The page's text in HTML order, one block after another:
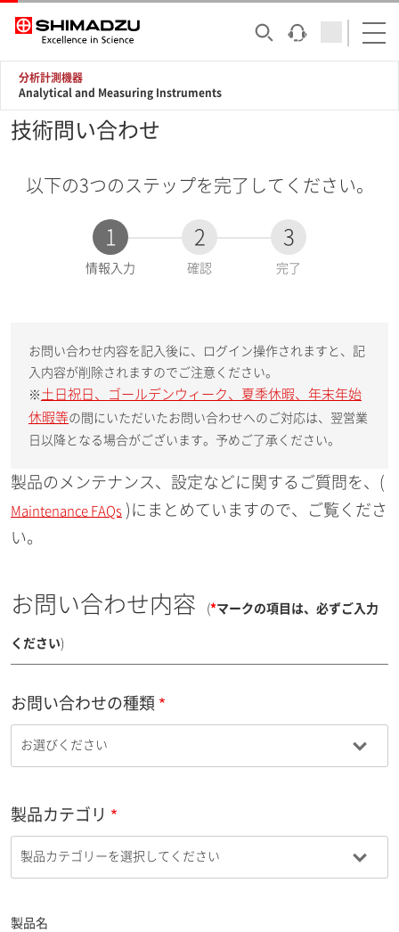
分析計測機器
Analytical and Measuring Instruments
技術問い合わせ
以下の3つのステップを完了してください。
1
現
情報入力
2
確認
3
完了
お問い合わせ内容を記入後に、ログイン操作されますと、記
入内容が削除されますのでご注意ください。
※ 土日祝日、ゴールデンウィーク、夏季休暇、年末年始
休暇等の間にいただいたお問い合わせへのご対応は、翌営業
日以降となる場合がございます。予めご了承ください。
製品のメンテナンス、設定などに関するご質問を、(
Maintenance FAQs )にまとめていますので、ご覧くださ
い。
お問い合わせ内容 (*マークの項目は、必ずご入力
ください)
お問い合わせの種類
製品カテゴリ
製品名